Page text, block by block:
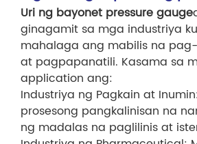
Uri ng bayonet pressure gauge
ginagamit sa mga industriya
mahalaga ang mabilis na
at pagpapanatili. Kasama sa
application ang:
Industriya ng Pagkain at
prosesong pangkalinisan na
ng madalas na paglilinis at